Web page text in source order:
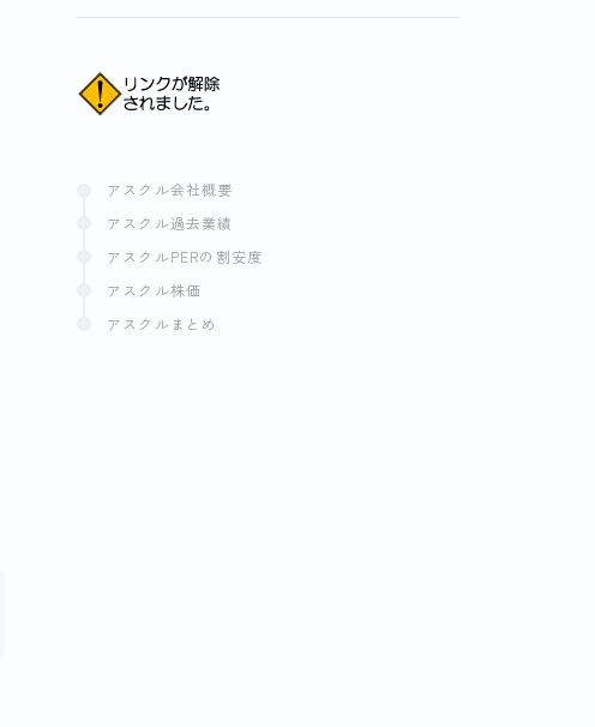
アスクル会社概要
アスクル過去業績
アスクルPERの割安度
アスクル株価
アスクルまとめ